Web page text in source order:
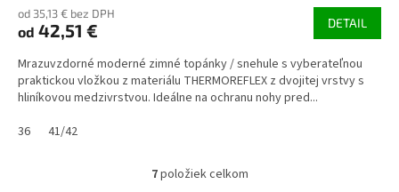
od 35,13 € bez DPH
od 42,51 € DETAIL
Mrazuvzdorné moderné zimné topánky / snehule s vyberateľnou
praktickou vložkou z materiálu THERMOREFLEX z dvojitej vrstvy s
hliníkovou medzivrstvou. Ideálne na ochranu nohy pred...
36
41/42
O
7položiek celkom